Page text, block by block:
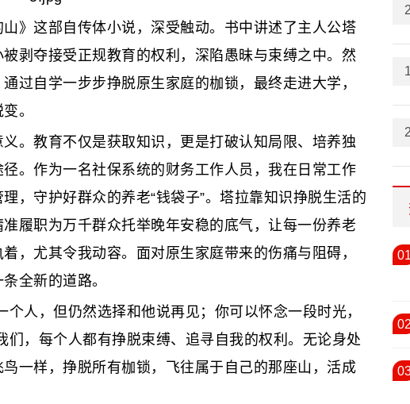
这部自传体小说，深受触动。书中讲述了主人公塔
剥夺接受正规教育的权利，深陷愚昧与束缚之中。然
过自学一步步挣脱原生家庭的枷锁，最终走进大学，
。
教育不仅是获取知识，更是打破认知局限、培养独
。作为一名社保系统的财务工作人员，我在日常工作
，守护好群众的养老“钱袋子”。塔拉靠知识挣脱生活的
履职为万千群众托举晚年安稳的底气，让每一份养老
，尤其令我动容。面对原生家庭带来的伤痛与阻碍，
全新的道路。
人，但仍然选择和他说再见；你可以怀念一段时光，
们，每个人都有挣脱束缚、追寻自我的权利。无论身处
一样，挣脱所有枷锁，飞往属于自己的那座山，活成
01
02